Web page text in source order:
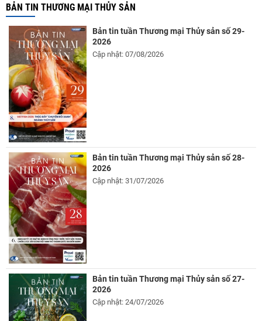
BẢN TIN THƯƠNG MẠI THỦY SẢN
Bản tin tuần Thương mại Thủy sản số 29-
2026
Cập nhật: 07/08/2026
Bản tin tuần Thương mại Thủy sản số 28-
2026
Cập nhật: 31/07/2026
Bản tin tuần Thương mại Thủy sản số 27-
2026
Cập nhật: 24/07/2026